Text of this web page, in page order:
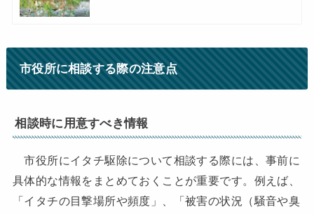
市役所に相談する際の注意点
相談時に用意すべき情報
市役所にイタチ駆除について相談する際には、事前に
具体的な情報をまとめておくことが重要です。例えば、
「イタチの目撃場所や頻度」、「被害の状況（騒音や臭